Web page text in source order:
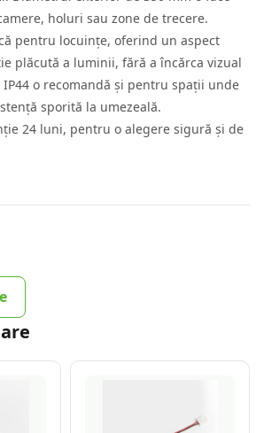
holuri sau zone de trecere.
pentru locuințe, oferind un aspect
plăcută a luminii, fără a încărca vizual
o recomandă și pentru spații unde
sporită la umezeală.
24 luni, pentru o alegere sigură și de